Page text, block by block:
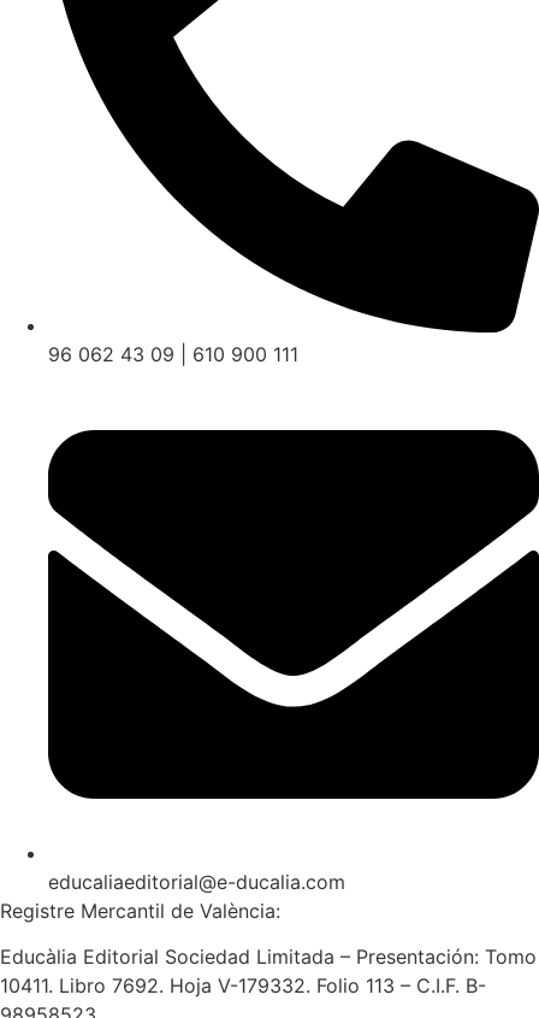
96 062 43 09 | 610 900 111
educaliaeditorial@e-ducalia.com
Registre Mercantil de València:
Educàlia Editorial Sociedad Limitada – Presentación: Tomo
10411. Libro 7692. Hoja V-179332. Folio 113 – C.I.F. B-